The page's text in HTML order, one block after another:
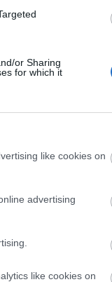
or Sharing
for which it
like cookies on
advertising
like cookies on
i
időt a
4 531
60 ezer